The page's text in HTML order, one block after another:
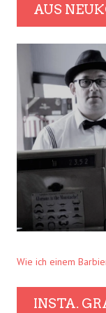
AUS
Wie ich einem
INSTA.